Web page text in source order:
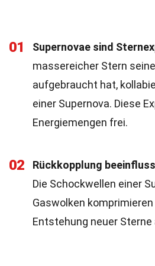
01 Supernovae sind
massereicher Stern
aufgebraucht hat,
einer Supernova. Diese
Energiemengen frei.
02 Rückkopplung
Die Schockwellen einer
Gaswolken
Entstehung neuer Sterne